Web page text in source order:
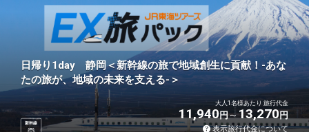
日帰り1day 静岡＜新幹線の旅で地域創生に貢献！-あな
たの旅が、地域の未来を支える-＞
新幹線
大人1名様あたり 旅行代金
11,940円 13,270円
表示旅行代金について